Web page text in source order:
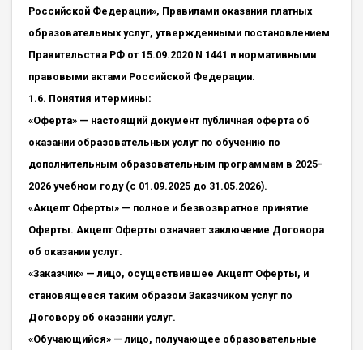
Российской Федерации», Правилами оказания платных
образовательных услуг, утвержденными постановлением
Правительства РФ от 15.09.2020 N 1441 и нормативными
правовыми актами Российской Федерации.
1.6. Понятия и термины:
«Оферта» — настоящий документ публичная оферта об
оказании образовательных услуг по обучению по
дополнительным образовательным программам в 2025-
2026 учебном году (с 01.09.2025 до 31.05.2026).
«Акцепт Оферты» — полное и безвозвратное принятие
Оферты. Акцепт Оферты означает заключение Договора
об оказании услуг.
«Заказчик» — лицо, осуществившее Акцепт Оферты, и
становящееся таким образом Заказчиком услуг по
Договору об оказании услуг.
«Обучающийся» — лицо, получающее образовательные